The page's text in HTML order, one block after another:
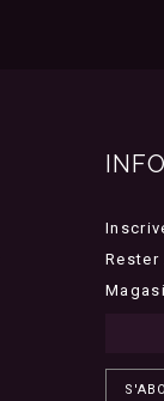
Rester